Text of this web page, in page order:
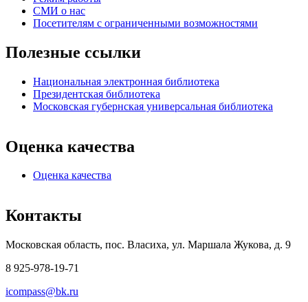
СМИ о нас
Посетителям с ограниченными возможностями
Полезные ссылки
Национальная электронная библиотека
Президентская библиотека
Московская губернская универсальная библиотека
Оценка качества
Оценка качества
Контакты
Московская область, пос. Власиха, ул. Маршала Жукова, д. 9
8 925-978-19-71
icompass@bk.ru